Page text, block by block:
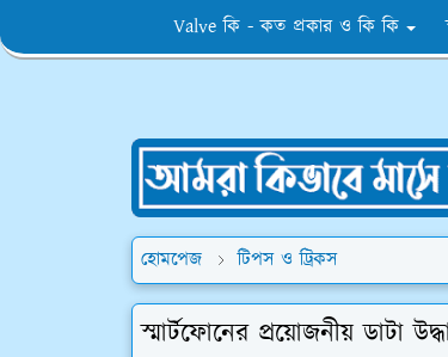
Valve কি - কত প্রকার ও কি কি
হোমপেজ টিপস ও ট্রিকস
স্মার্টফোনের প্রয়োজনীয় ডাটা